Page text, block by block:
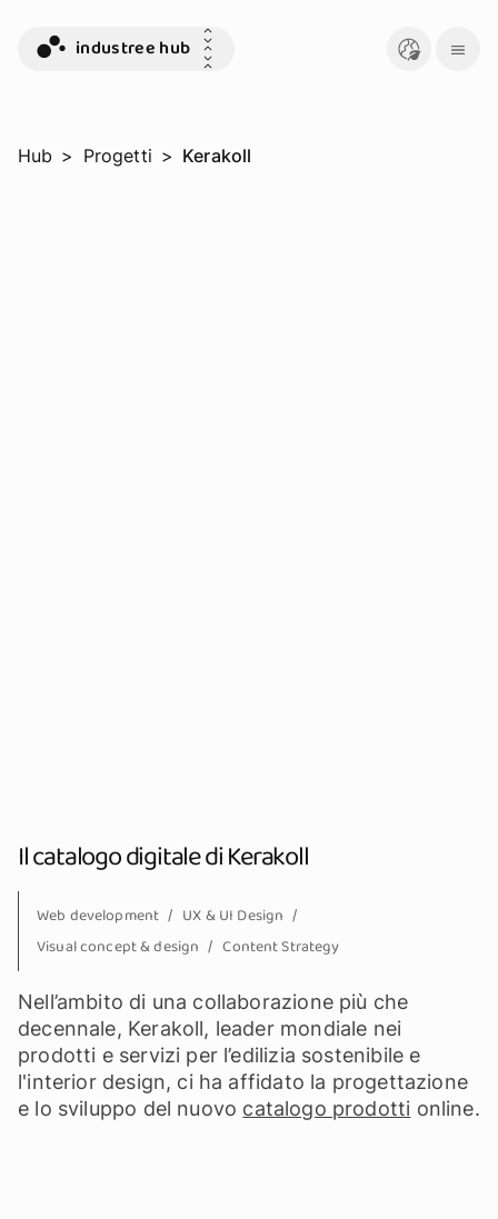
industree hub
Hub > Progetti > Kerakoll
Il catalogo digitale di Kerakoll
Web development
UX & UI Design
Visual concept & design
Content Strategy
Nell’ambito di una collaborazione più che
decennale, Kerakoll, leader mondiale nei
prodotti e servizi per l’edilizia sostenibile e
l'interior design, ci ha affidato la progettazione
e lo sviluppo del nuovo catalogo prodotti online.